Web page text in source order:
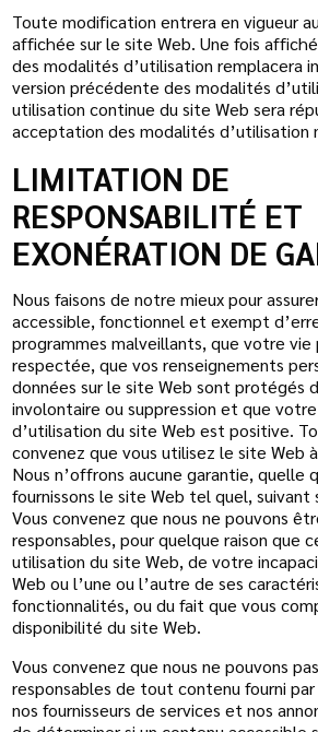
Toute modification entrera en vigueur
affichée sur le site Web. Une fois
des modalités d’utilisation remplacera
version précédente des modalités
utilisation continue du site Web sera
acceptation des modalités d’utilisation
LIMITATION DE
RESPONSABILITÉ ET
EXONÉRATION DE
Nous faisons de notre mieux pour
accessible, fonctionnel et exempt
programmes malveillants, que votre vie
respectée, que vos renseignements
données sur le site Web sont protégés
involontaire ou suppression et que
d’utilisation du site Web est positive.
convenez que vous utilisez le site Web
Nous n’offrons aucune garantie, quelle
fournissons le site Web tel quel, suivant
Vous convenez que nous ne pouvons
responsables, pour quelque raison que
utilisation du site Web, de votre
Web ou l’une ou l’autre de ses
fonctionnalités, ou du fait que vous
disponibilité du site Web.
Vous convenez que nous ne pouvons
responsables de tout contenu fourni
nos fournisseurs de services et nos